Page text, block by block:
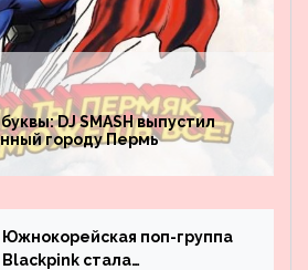
DJ SMASH выпустил
городу Пермь
Южнокорейская поп-группа
Blackpink стала